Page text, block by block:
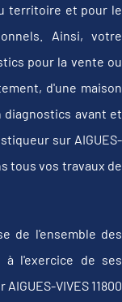
territoire et pour le
Ainsi, votre
pour la vente ou
d'une maison
diagnostics avant et
sur AIGUES-
tous vos travaux de
de l'ensemble des
l'exercice de ses
VIVES 11800